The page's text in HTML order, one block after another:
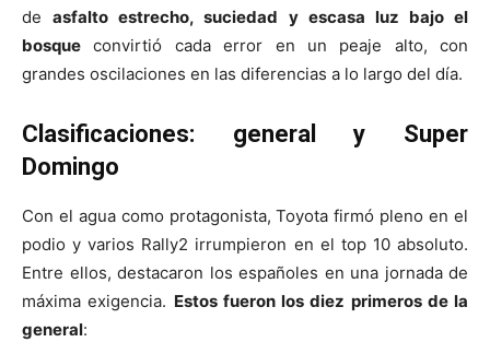
deasfalto estrecho, suciedad y escasa luz bajo el
bosque convirtió cada error en un peaje alto, con
grandes oscilaciones en las diferencias a lo largo del día.
Clasificaciones: general y Super
Domingo
Con el agua como protagonista, Toyota firmó pleno en el
podio y varios Rally2 irrumpieron en el top 10 absoluto.
Entre ellos, destacaron los españoles en una jornada de
máxima exigencia. Estos fueron los diez primeros de la
general: